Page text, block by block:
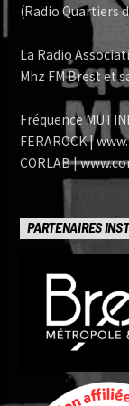
(Radio Quartiers
La Radio
Mhz FM Brest et
Fréquence
FERAROCK |
CORLAB |
PARTENAIRES